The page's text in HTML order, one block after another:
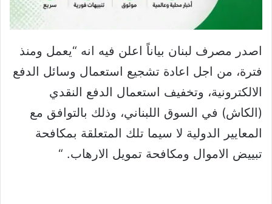
اصدر مصرف لبنان بياناً اعلن فيه انه “يعمل ومنذ
فترة، من اجل اعادة تشجيع استعمال وسائل الدفع
الالكترونية، وتخفيف استعمال الدفع النقدي
(الكاش) في السوق اللبناني، وذلك بالتوافق مع
المعايير الدولية لا سيما تلك المتعلقة بمكافحة
تبييض الاموال ومكافحة تمويل الارهاب. “